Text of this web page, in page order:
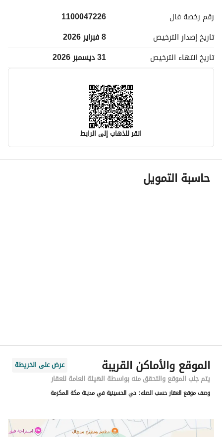
رقم رخصة فال
1100047226
تاريخ إصدار الترخيص
8 فبراير 2026
تاريخ انتهاء الترخيص 31 ديسمبر 2026
انقر للذهاب إلى الرابط
معلومات مسؤول الإعلان
اسم المسؤول
رقم المبنى
3409
الرقم الاضافي
8907
خط العرض
21.29035152550291
حاسبة التمويل
الموقع والأماكن القريبة
عرض على الخريطة
يتم جلب الموقع والتحقق منه بواسطة الهيئة العامة للعقار
وصف موقع العقار حسب الصك: حي الحسينية في مدينة مكة المكرمة